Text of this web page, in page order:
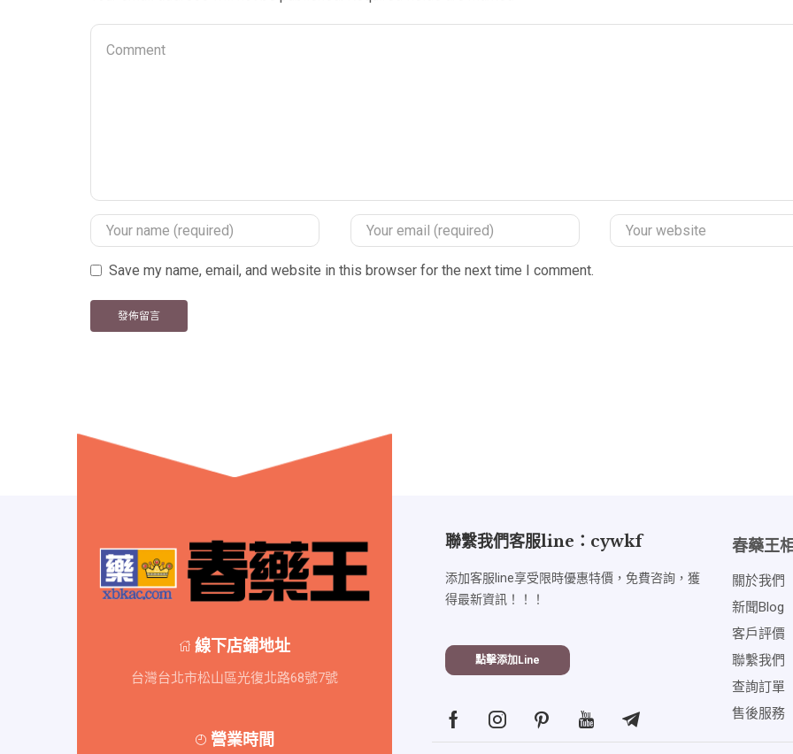
Save my name, email, and website in this browser for the next time I comment.
線下店鋪地址
台灣台北市松山區光復北路68號7號
營業時間
聯繫我們客服line：cywkf
添加客服line享受限時優惠特價，免費咨詢，獲
得最新資訊！！！
點擊添加line
春藥王
關於我們
新聞blog
客戶評價
聯繫我們
查詢訂單
售後服務